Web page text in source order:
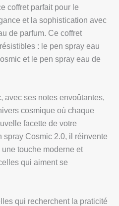
coffret parfait pour le
et la sophistication avec
de parfum. Ce coffret
: le pen spray eau
et le pen spray eau de
avec ses notes envoûtantes,
cosmique où chaque
facette de votre
spray Cosmic 2.0, il réinvente
touche moderne et
qui aiment se
qui recherchent la praticité